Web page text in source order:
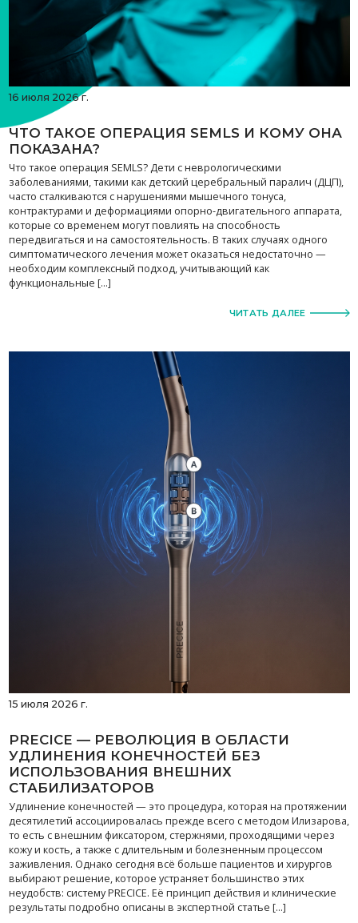
16 июля 2026 г.
ЧТО ТАКОЕ ОПЕРАЦИЯ SEMLS И КОМУ ОНА
ПОКАЗАНА?
Что такое операция SEMLS? Дети с неврологическими
заболеваниями, такими как детский церебральный паралич (ДЦП),
часто сталкиваются с нарушениями мышечного тонуса,
контрактурами и деформациями опорно-двигательного аппарата,
которые со временем могут повлиять на способность
передвигаться и на самостоятельность. В таких случаях одного
симптоматического лечения может оказаться недостаточно —
необходим комплексный подход, учитывающий как
функциональные […]
ЧИТАТЬ ДАЛЕЕ
15 июля 2026 г.
PRECICE — РЕВОЛЮЦИЯ В ОБЛАСТИ
УДЛИНЕНИЯ КОНЕЧНОСТЕЙ БЕЗ
ИСПОЛЬЗОВАНИЯ ВНЕШНИХ
СТАБИЛИЗАТОРОВ
Удлинение конечностей — это процедура, которая на протяжении
десятилетий ассоциировалась прежде всего с методом Илизарова,
то есть с внешним фиксатором, стержнями, проходящими через
кожу и кость, а также с длительным и болезненным процессом
заживления. Однако сегодня всё больше пациентов и хирургов
выбирают решение, которое устраняет большинство этих
неудобств: систему PRECICE. Её принцип действия и клинические
результаты подробно описаны в экспертной статье […]